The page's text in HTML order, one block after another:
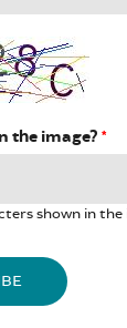
the image? *
shown in the